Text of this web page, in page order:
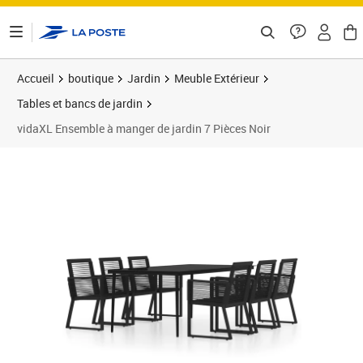
Accueil boutique Jardin
Meuble Extérieur
Tables et bancs de jardin
vidaXL Ensemble à manger de jardin 7 Pièces Noir